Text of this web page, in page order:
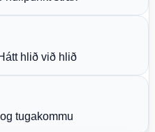
hlið við hlið
tugakommu